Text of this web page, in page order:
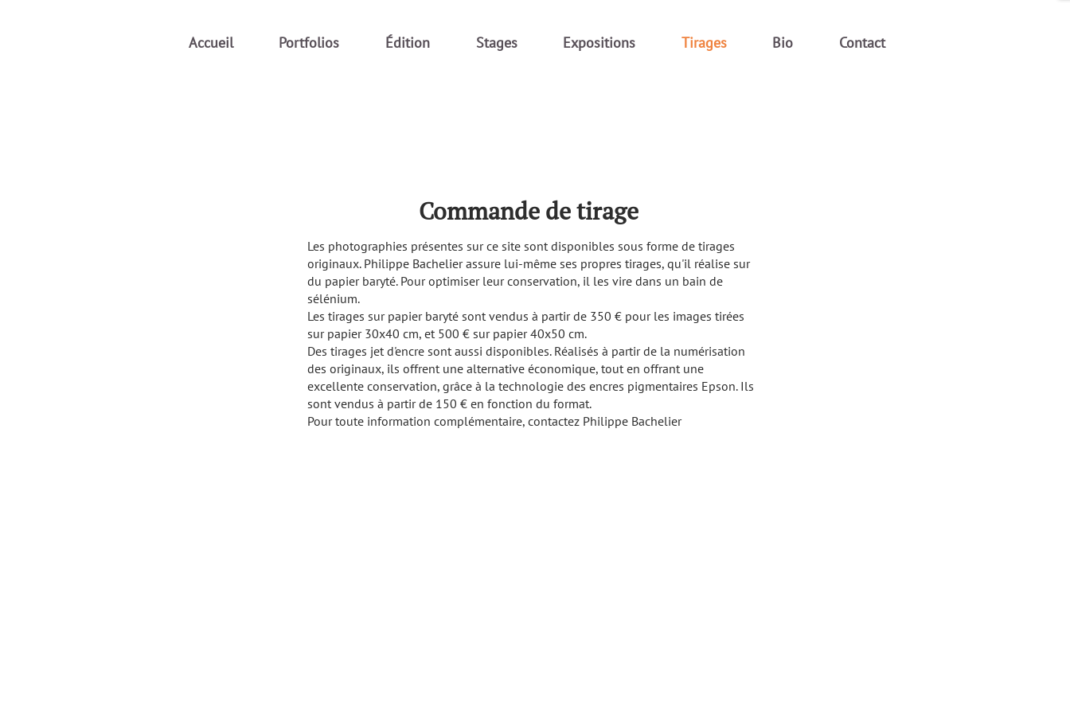
Accueil Portfolios Édition Stages Expositions Tirages Bio Contact
Commande de tirage
Les photographies présentes sur ce site sont disponibles sous forme de tirages
originaux. Philippe Bachelier assure lui-même ses propres tirages, qu'il réalise sur
du papier baryté. Pour optimiser leur conservation, il les vire dans un bain de
sélénium.
Les tirages sur papier baryté sont vendus à partir de 350 € pour les images tirées
sur papier 30x40 cm, et 500 € sur papier 40x50 cm.
Des tirages jet d'encre sont aussi disponibles. Réalisés à partir de la numérisation
des originaux, ils offrent une alternative économique, tout en offrant une
excellente conservation, grâce à la technologie des encres pigmentaires Epson. Ils
sont vendus à partir de 150 € en fonction du format.
Pour toute information complémentaire, contactez Philippe Bachelier